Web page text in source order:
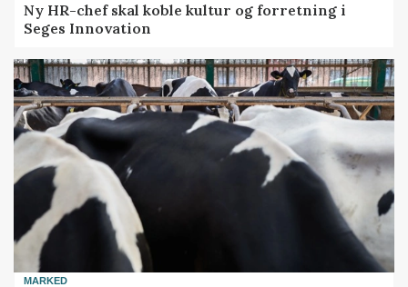
Ny HR-chef skal koble kultur og forretning i
Seges Innovation
MARKED